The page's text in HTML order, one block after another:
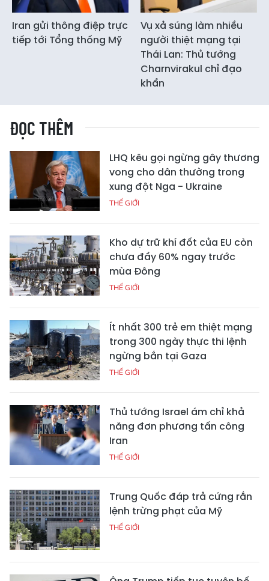
Iran gửi thông điệp trực
tiếp tới Tổng thống Mỹ
Vụ xả súng làm nhiều
người thiệt mạng tại
Thái Lan: Thủ tướng
Charnvirakul chỉ đạo
khẩn
ĐỌC THÊM
LHQ kêu gọi ngừng gây thương
vong cho dân thường trong
xung đột Nga - Ukraine
THẾ GIỚI
Kho dự trữ khí đốt của EU còn
chưa đầy 60% ngay trước
mùa Đông
THẾ GIỚI
Ít nhất 300 trẻ em thiệt mạng
trong 300 ngày thực thi lệnh
ngừng bắn tại Gaza
THẾ GIỚI
Thủ tướng Israel ám chỉ khả
năng đơn phương tấn công
Iran
THẾ GIỚI
Trung Quốc đáp trả cứng rắn
lệnh trừng phạt của Mỹ
THẾ GIỚI